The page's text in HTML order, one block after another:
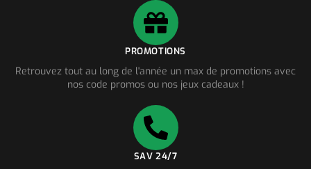
PROMOTIONS
Retrouvez tout au long de l'année un max de promotions avec
nos code promos ou nos jeux cadeaux !
SAV 24/7